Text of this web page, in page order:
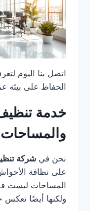
اتصل بنا اليوم
الحفاظ على بيئة
خدمة
والمساحات
نحن في شركة
على نظافة
المساحات ليست
ولكنها أيضًا تعكس